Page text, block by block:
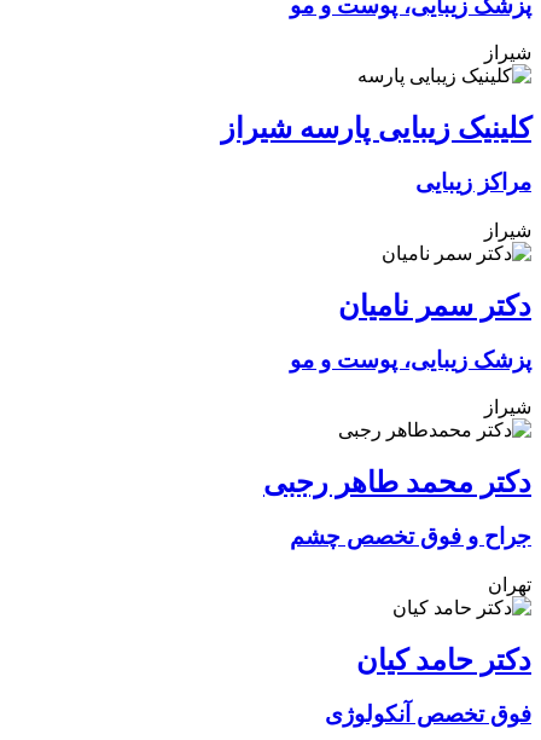
شیراز
کلینیک زیبایی پارسه شیراز
مراکز زیبایی
شیراز
دکتر سمر نامیان
پزشک زیبایی، پوست و مو
شیراز
دکتر محمد طاهر رجبی
جراح و فوق تخصص چشم
تهران
دکتر حامد کیان
فوق تخصص آنکولوژی